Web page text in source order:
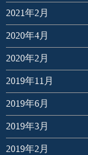
2021年2月
2020年4月
2020年2月
2019年11月
2019年6月
2019年3月
2019年2月